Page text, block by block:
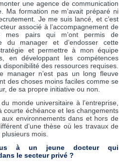
une agence de communication
Ma formation ne m’avait préparé ni
Je me suis lancé, et c’est
associé à l’accompagnement de
mes pairs qui m’ont permis de
du manager et d’endosser cette
et permettre à mon équipe
en développant les compétences
des ressources requises.
manager n’est pas un long fleuve
des choses moins faciles comme se
de sa propre initiative ou non.
monde universitaire à l’entreprise,
courte échéance et les changements
environnements dans et hors de
d’une thèse où les travaux de
mois.
à un jeune docteur qui
le secteur privé ?